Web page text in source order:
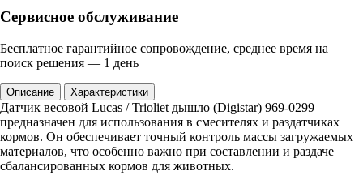
Сервисное обслуживание
Бесплатное гарантийное сопровождение, среднее время на
поиск решения — 1 день
Описание Характеристики
Датчик весовой Lucas / Trioliet дышло (Digistar) 969-0299
предназначен для использования в смесителях и раздатчиках
кормов. Он обеспечивает точный контроль массы загружаемых
материалов, что особенно важно при составлении и раздаче
сбалансированных кормов для животных.